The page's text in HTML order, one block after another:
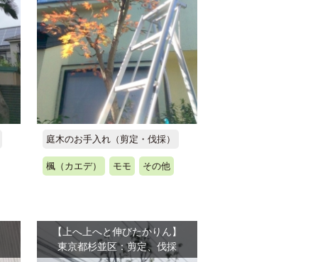
庭木のお手入れ（剪定・伐採）
楓（カエデ） モモ その他
【上へ上へと伸びたかりん】
東京都杉並区：剪定、伐採